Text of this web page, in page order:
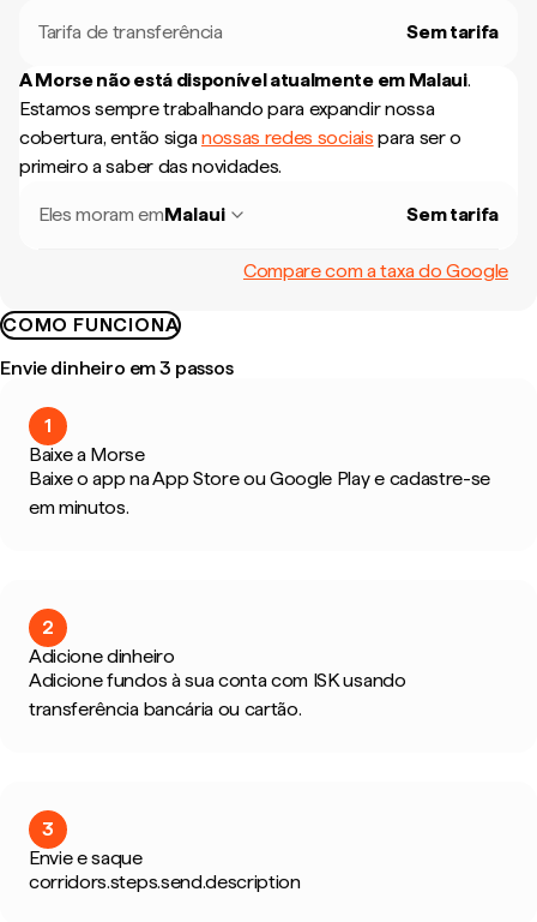
Tarifa de transferência Sem tarifa
A Morse não está disponível atualmente em Malaui.
Estamos sempre trabalhando para expandir nossa
cobertura, então siganossas redes sociais para ser o
primeiro a saber das novidades.
Eles moram emMalaui Sem tarifa
Compare com a taxa do Google
COMO FUNCIONA
Envie dinheiro em 3 passos
1
Baixe a Morse
Baixe o app na App Store ou Google Play e cadastre-se
em minutos.
2
Adicione dinheiro
Adicione fundos à sua conta com ISK usando
transferência bancária ou cartão.
3
Envie e saque
corridors.steps.send.description